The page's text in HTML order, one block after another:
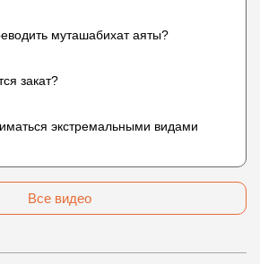
муташабихат аяты?
закат?
экстремальными видами
Все видео